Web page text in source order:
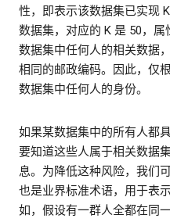
性，即表示该数据集已实现
数据集，对应的 K 是 50，
数据集中任何人的相关数据
相同的邮政编码。因此，仅
数据集中任何人的身份。
如果某数据集中的所有人都
要知道这些人属于相关数据
息。为降低这种风险，我们
也是业界标准术语，用于表
如，假设有一群人全都在同